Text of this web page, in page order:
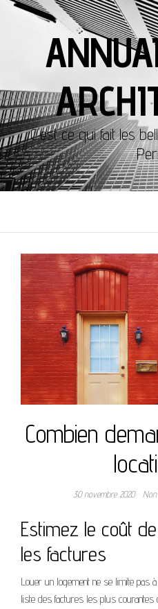
C'est ce qui fait les
Combien
30 novembre 2020 Non
Estimez le coût
les factures
Louer un logement ne se limite pas
liste des factures les plus